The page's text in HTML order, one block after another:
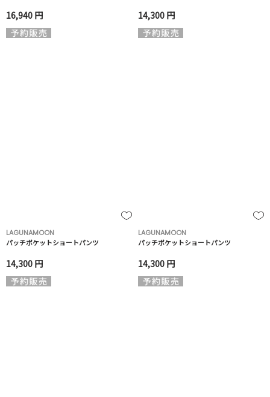
16,940 円 14,300 円
LAGUNAMOON
パッチポケットショートパンツ
14,300 円
LAGUNAMOON
パッチポケットショートパンツ
14,300 円